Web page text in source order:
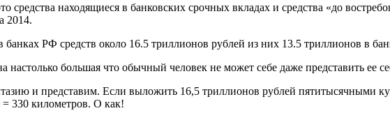
средства находящиеся в банковских срочных вкладах и средства «до
2014.
РФ средств около 16.5 триллионов рублей из них 13.5 триллионов в
большая что обычный человек не может себе даже представить ее
и представим. Если выложить 16,5 триллионов рублей пятитысячными
= 330 километров. О как!